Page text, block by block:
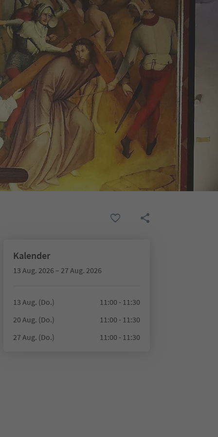
Kalender
13 Aug. 2026 – 27 Aug. 2026
13 Aug. (Do.)
11:00 - 11:30
20 Aug. (Do.)
11:00 - 11:30
27 Aug. (Do.)
11:00 - 11:30